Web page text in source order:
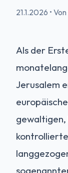
21.1.2026 •
Als der
Jerusalem
gewaltigen,